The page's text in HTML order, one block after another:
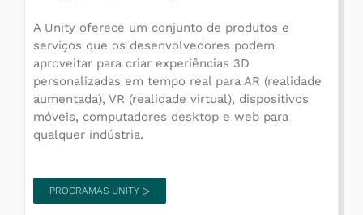
A Unity oferece um conjunto de produtos e
serviços que os desenvolvedores podem
aproveitar para criar experiências 3D
personalizadas em tempo real para AR (realidade
aumentada), VR (realidade virtual), dispositivos
móveis, computadores desktop e web para
qualquer indústria.
PROGRAMAS UNITY ▷